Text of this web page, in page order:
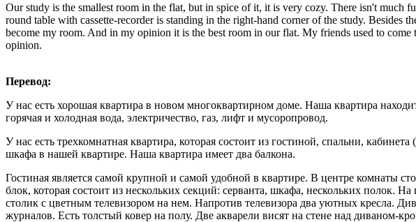
Our study is the smallest room in the flat, but in spice of it, it is very cozy. There isn't much
round table with cassette-recorder is standing in the right-hand corner of the study. Besides
become my room. And in my opinion it is the best room in our flat. My friends used to
opinion.
Перевод:
У нас есть хорошая квартира в новом многоквартирном доме. Наша квартира
горячая и холодная вода, электричество, газ, лифт и мусоропровод.
У нас есть трехкомнатная квартира, которая состоит из гостиной, спальни,
шкафа в нашей квартире. Наша квартира имеет два балкона.
Гостиная является самой крупной и самой удобной в квартире. В центре комнаты
блок, которая состоит из нескольких секций: серванта, шкафа, нескольких полок.
столик с цветным телевизором на нем. Напротив телевизора два уютных кресла.
журналов. Есть толстый ковер на полу. Две акварели висят на стене над